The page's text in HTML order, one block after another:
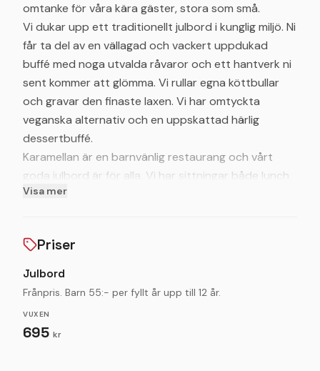
omtanke för våra kära gäster, stora som små.
Vi dukar upp ett traditionellt julbord i kunglig miljö. Ni
får ta del av en vällagad och vackert uppdukad
buffé med noga utvalda råvaror och ett hantverk ni
sent kommer att glömma. Vi rullar egna köttbullar
och gravar den finaste laxen. Vi har omtyckta
veganska alternativ och en uppskattad härlig
dessertbuffé.
Karamellan är en barnvänlig restaurang och vårt
goda julbord är för alla. Vi har sittningar både lunch
och eftermiddag vilket brukar uppskattas av
matupplevelse hos oss på Karamellan i juletid!
Visa mer
Priser
Julbord
Frånpris. Barn 55:- per fyllt år upp till 12 år.
VUXEN
695 kr